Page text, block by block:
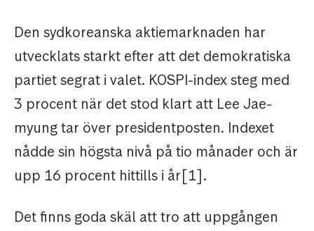
Den sydkoreanska aktiemarknaden har
utvecklats starkt efter att det demokratiska
partiet segrat i valet. KOSPI-index steg med
3 procent när det stod klart att Lee Jae-
myung tar över presidentposten. Indexet
nådde sin högsta nivå på tio månader och är
upp 16 procent hittills i år[1].
Det finns goda skäl att tro att uppgången